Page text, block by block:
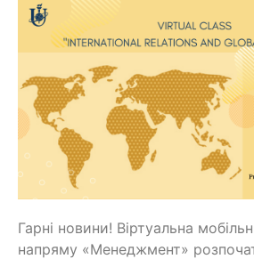
Гарні новини! Віртуальна
напряму «Менеджмент»